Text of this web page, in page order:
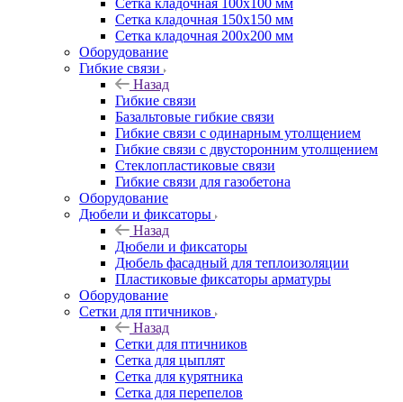
Сетка кладочная 100x100 мм
Сетка кладочная 150x150 мм
Сетка кладочная 200x200 мм
Оборудование
Гибкие связи
Назад
Гибкие связи
Базальтовые гибкие связи
Гибкие связи с одинарным утолщением
Гибкие связи с двусторонним утолщением
Стеклопластиковые связи
Гибкие связи для газобетона
Оборудование
Дюбели и фиксаторы
Назад
Дюбели и фиксаторы
Дюбель фасадный для теплоизоляции
Пластиковые фиксаторы арматуры
Оборудование
Сетки для птичников
Назад
Сетки для птичников
Сетка для цыплят
Сетка для курятника
Сетка для перепелов